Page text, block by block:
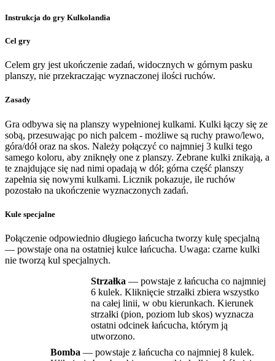
Instrukcja do gry Kulkolandia
Cel gry
Celem gry jest ukończenie zadań, widocznych w górnym pasku
planszy, nie przekraczając wyznaczonej ilości ruchów.
Zasady
Gra odbywa się na planszy wypełnionej kulkami. Kulki łączy się ze
sobą, przesuwając po nich palcem - możliwe są ruchy prawo/lewo,
góra/dół oraz na skos. Należy połączyć co najmniej 3 kulki tego
samego koloru, aby zniknęły one z planszy. Zebrane kulki znikają, a
te znajdujące się nad nimi opadają w dół; górna część planszy
zapełnia się nowymi kulkami. Licznik pokazuje, ile ruchów
pozostało na ukończenie wyznaczonych zadań.
Kule specjalne
Połączenie odpowiednio długiego łańcucha tworzy kulę specjalną
— powstaje ona na ostatniej kulce łańcucha. Uwaga: czarne kulki
nie tworzą kul specjalnych.
Strzałka — powstaje z łańcucha co najmniej
6 kulek. Kliknięcie strzałki zbiera wszystko
na całej linii, w obu kierunkach. Kierunek
strzałki (pion, poziom lub skos) wyznacza
ostatni odcinek łańcucha, którym ją
utworzono.
Bomba — powstaje z łańcucha co najmniej 8 kulek.